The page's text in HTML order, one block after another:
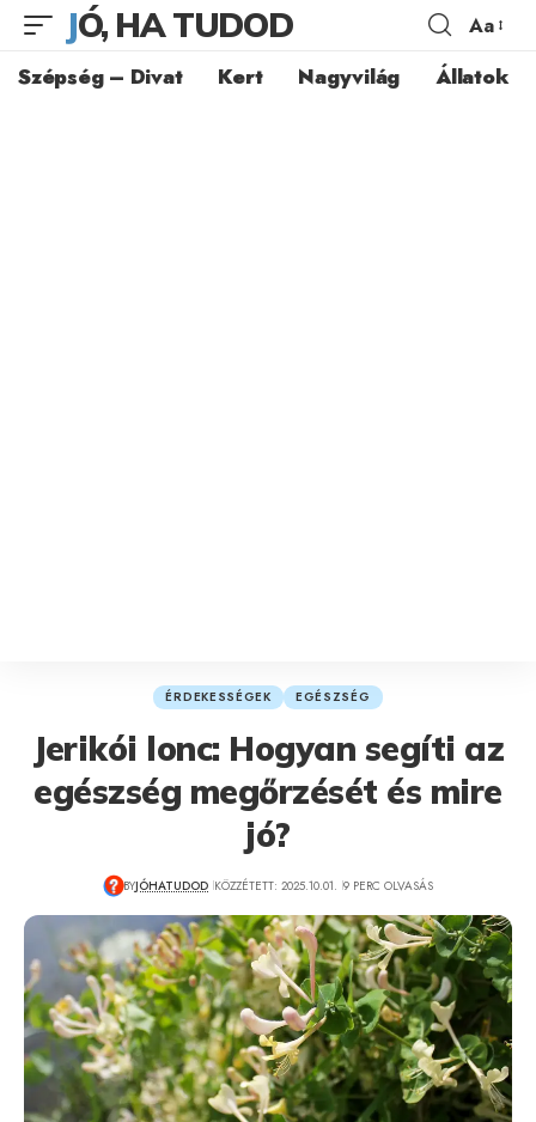
JÓ, HA TUDOD Aa
Szépség – Divat Kert Nagyvilág Állatok
ÉRDEKESSÉGEK EGÉSZSÉG
Jerikói lonc: Hogyan segíti az
egészség megőrzését és mire
jó?
BYJÓHATUDOD KÖZZÉTETT: 2025.10.01. 9 PERC OLVASÁS